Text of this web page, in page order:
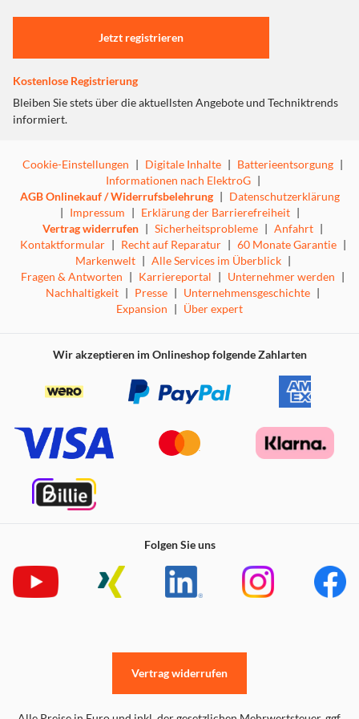
Einstellungen anpassen
Jetzt registrieren
Kostenlose Registrierung
Bleiben Sie stets über die aktuellsten Angebote und Techniktrends
informiert.
Cookie-Einstellungen | Digitale Inhalte | Batterieentsorgung |
Informationen nach ElektroG |
AGB Onlinekauf / Widerrufsbelehrung | Datenschutzerklärung
| Impressum | Erklärung der Barrierefreiheit |
Vertrag widerrufen | Sicherheitsprobleme | Anfahrt |
Kontaktformular | Recht auf Reparatur | 60 Monate Garantie |
Markenwelt | Alle Services im Überblick |
Fragen & Antworten | Karriereportal | Unternehmer werden |
Nachhaltigkeit | Presse | Unternehmensgeschichte |
Expansion | Über expert
Wir akzeptieren im Onlineshop folgende Zahlarten
Folgen Sie uns
Vertrag widerrufen